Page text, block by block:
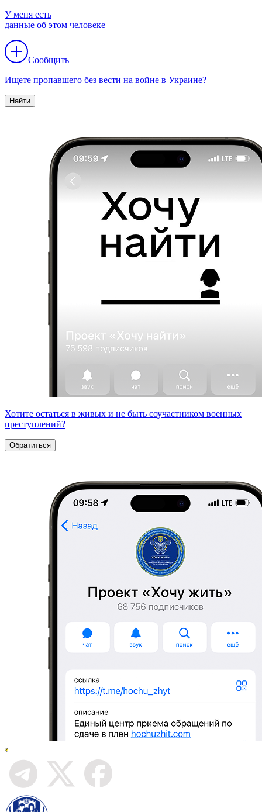
У меня есть
данные об этом человеке
Сообщить
Ищете пропавшего без вести на войне в Украине?
Найти
Хотите остаться в живых и не быть соучастником военных
преступлений?
Обратиться